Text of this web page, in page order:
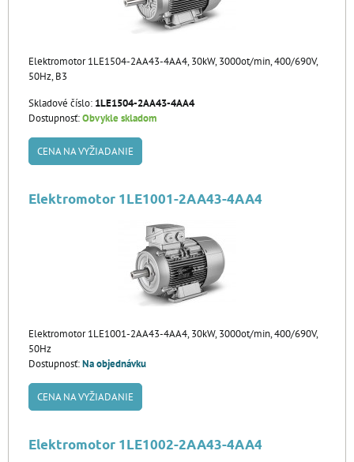
Elektromotor 1LE1504-2AA43-4AA4, 30kW, 3000ot/min, 400/690V,
50Hz, B3
Skladové číslo: 1LE1504-2AA43-4AA4
Dostupnosť:Obvykle skladom
CENA NA VYŽIADANIE
Elektromotor 1LE1001-2AA43-4AA4
Elektromotor 1LE1001-2AA43-4AA4, 30kW, 3000ot/min, 400/690V,
50Hz
Dostupnosť:Na objednávku
CENA NA VYŽIADANIE
Elektromotor 1LE1002-2AA43-4AA4